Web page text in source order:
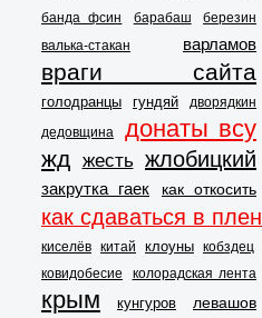
банда фсин
барабаш
березин
валька-стакан
варламов
враги сайта
голодранцы гундяй
дворядкин
дедовщина
донаты всу
жд жесть жлобицкий
закрутка гаек как откосить
как сдаваться в плен
киселёв китай клоуны кобздец
ковидобесие
колорадская лента
крым кунгуров левашов